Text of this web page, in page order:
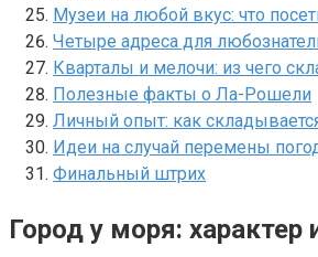
Музеи на любой вкус: что
Четыре адреса для
Кварталы и мелочи: из чего
Полезные факты о Ла-Рошели
Личный опыт: как
Идеи на случай перемены
Финальный штрих
Город у моря: